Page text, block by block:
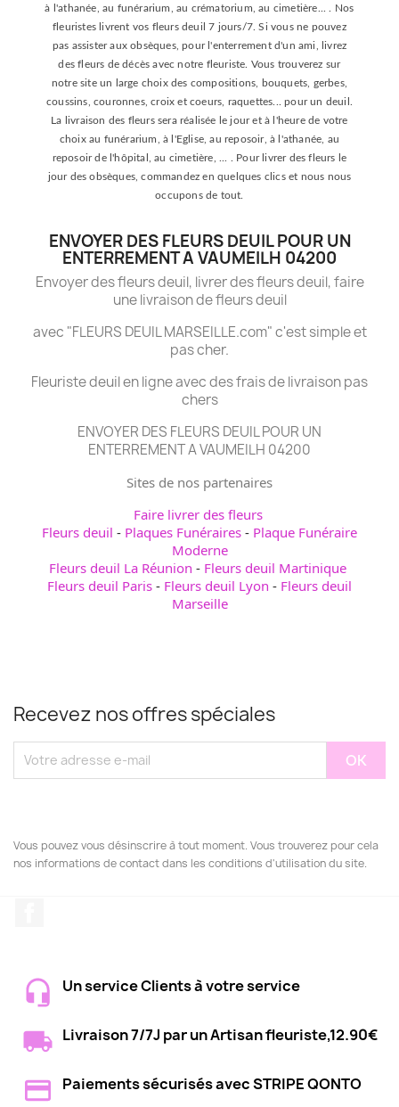
à l'athanée, au funérarium, au crématorium, au cimetière... . Nos
fleuristes livrent vos fleurs deuil 7 jours/7. Si vous ne pouvez
pas assister aux obsèques, pour l'enterrement d'un ami, livrez
des fleurs de décès avec notre fleuriste. Vous trouverez sur
notre site un large choix des compositions, bouquets, gerbes,
coussins, couronnes, croix et coeurs, raquettes... pour un deuil.
La livraison des fleurs sera réalisée le jour et à l'heure de votre
choix au funérarium, à l'Eglise, au reposoir, à l'athanée, au
reposoir de l'hôpital, au cimetière, ... . Pour livrer des fleurs le
jour des obsèques, commandez en quelques clics et nous nous
occupons de tout.
ENVOYER DES FLEURS DEUIL POUR UN
ENTERREMENT A VAUMEILH 04200
Envoyer des fleurs deuil, livrer des fleurs deuil, faire
une livraison de fleurs deuil
avec "FLEURS DEUIL MARSEILLE.com" c'est simple et
pas cher.
Fleuriste deuil en ligne avec des frais de livraison pas
chers
ENVOYER DES FLEURS DEUIL POUR UN
ENTERREMENT A VAUMEILH 04200
Sites de nos partenaires
Faire livrer des fleurs
Fleurs deuil - Plaques Funéraires - Plaque Funéraire
Moderne
Fleurs deuil La Réunion - Fleurs deuil Martinique
Fleurs deuil Paris - Fleurs deuil Lyon - Fleurs deuil
Marseille
Recevez nos offres spéciales
Vous pouvez vous désinscrire à tout moment. Vous trouverez pour cela
nos informations de contact dans les conditions d'utilisation du site.
Un service Clients à votre service
Livraison 7/7J par un Artisan fleuriste,12.90€
Paiements sécurisés avec STRIPE QONTO